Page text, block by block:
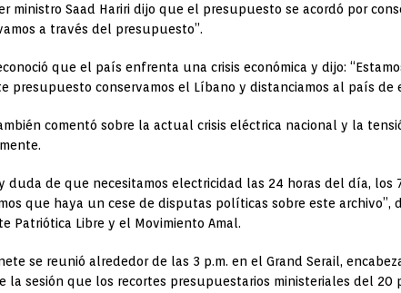
ministro Saad Hariri dijo que el presupuesto se acordó por
a través del presupuesto”.
que el país enfrenta una crisis económica y dijo:
presupuesto conservamos el Líbano y distanciamos al país de
comentó sobre la actual crisis eléctrica nacional y la
duda de que necesitamos electricidad las 24 horas del día,
que haya un cese de disputas políticas sobre este archivo”,
Patriótica Libre y el Movimiento Amal.
se reunió alrededor de las 3 p.m. en el Grand Serail,
la sesión que los recortes presupuestarios ministeriales del 20